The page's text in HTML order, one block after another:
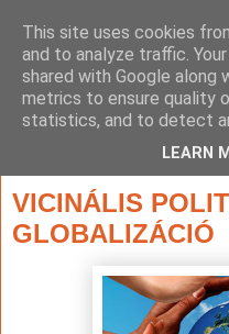
VICINÁLIS
GLOBALIZÁCIÓ
This site uses cookies
and to analyze traffic.
shared with Google along
metrics to ensure quality
statistics, and to detect
LEARN